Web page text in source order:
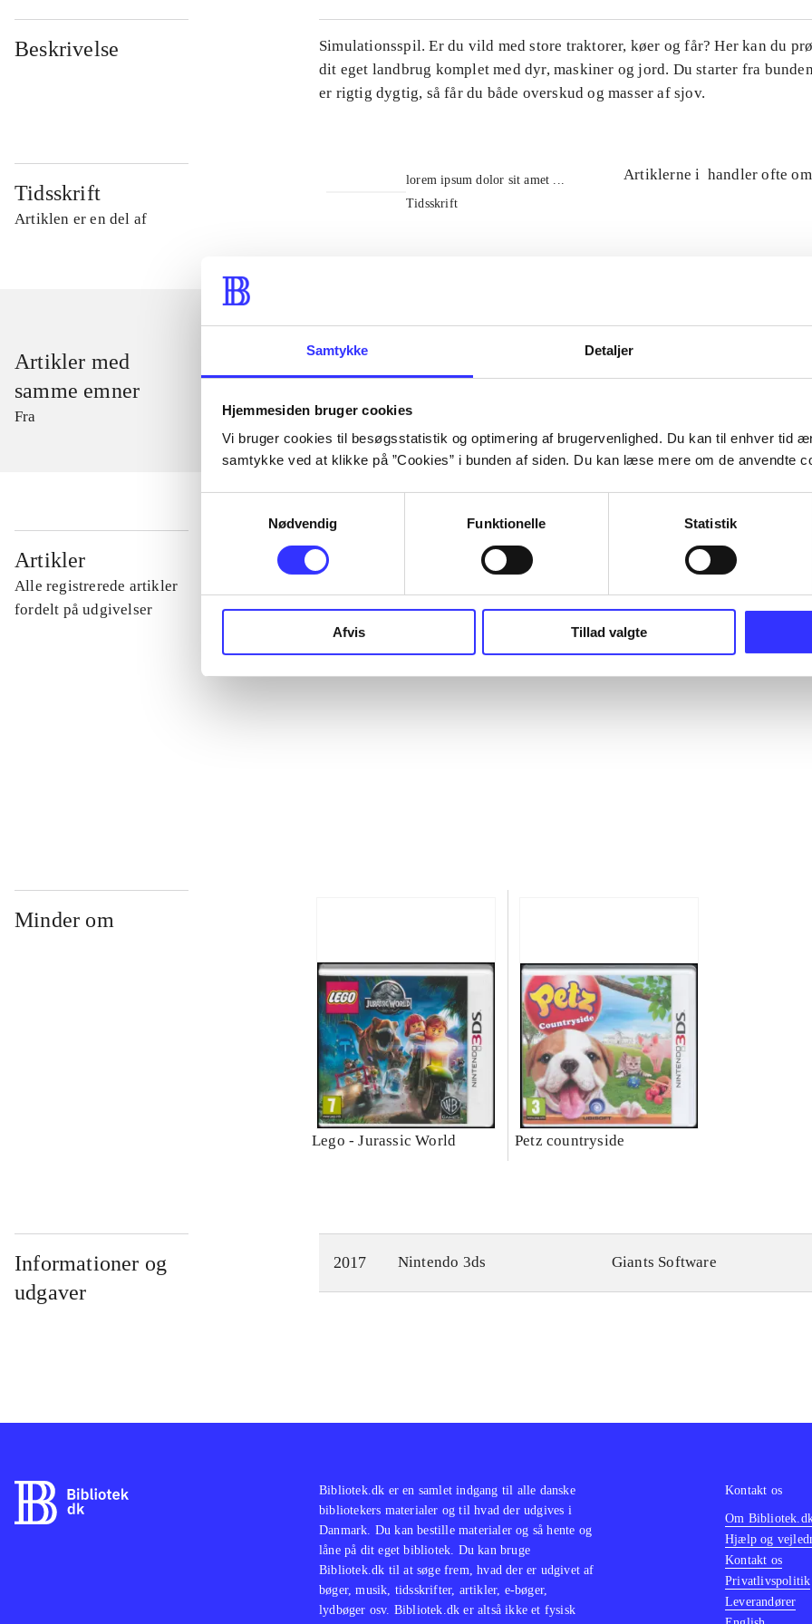
Samtykke Detaljer
Hjemmesiden bruger cookies
Vi bruger cookies til besøgsstatistik og optimering af brugervenlighed. Du kan til enhver tid
samtykke ved at klikke på ”Cookies” i bunden af siden. Du kan læse mere om de anvendte
Nødvendig
Funktionelle Statistik
Afvis Tillad valgte
Beskrivelse
Simulationsspil. Er du vild med store traktorer, køer og får? Her kan du
dit eget landbrug komplet med dyr, maskiner og jord. Du starter fra
er rigtig dygtig, så får du både overskud og masser af sjov.
Tidsskrift
Artiklen er en del af
lorem ipsum dolor sit amet ...
Tidsskrift
Artiklerne i handler ofte om
Artikler med
samme emner
Fra
Artikler
Alle registrerede artikler
fordelt på udgivelser
...
...
Minder om
Lego - Jurassic World Petz countryside
Informationer og
udgaver
2017 Nintendo 3ds Giants Software
Bibliotek.dk er en samlet indgang til alle danske
bibliotekers materialer og til hvad der udgives i
Danmark. Du kan bestille materialer og så hente og
låne på dit eget bibliotek. Du kan bruge
Bibliotek.dk til at søge frem, hvad der er udgivet af
bøger, musik, tidsskrifter, artikler, e-bøger,
lydbøger osv. Bibliotek.dk er altså ikke et fysisk
Kontakt os
Om
Hjælp og
Kontakt os
Privatlivspolitik
Leverandører